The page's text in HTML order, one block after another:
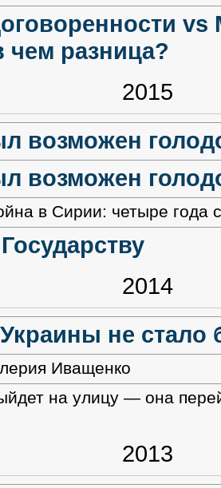
vs
чем разница?
2015
возможен
возможен
в Сирии: четыре года
2014
не стало
Иващенко
на улицу — она
2013